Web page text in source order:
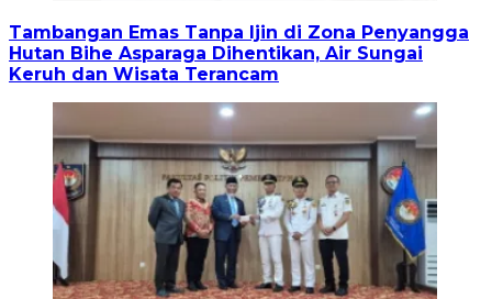
Tambangan Emas Tanpa Ijin di Zona Penyangga
Hutan Bihe Asparaga Dihentikan, Air Sungai
Keruh dan Wisata Terancam